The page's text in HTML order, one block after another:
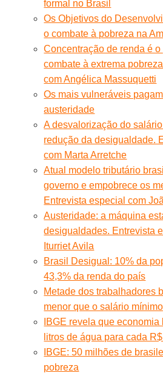
formal no Brasil
Os Objetivos do
o combate à pobreza na
Concentração de renda é
combate à extrema
com Angélica Massuquetti
Os mais vulneráveis
austeridade
A desvalorização do
redução da desigualdade.
com Marta Arretche
Atual modelo tributário
governo e empobrece os
Entrevista especial com
Austeridade: a máquina
desigualdades. Entrevista
Iturriet Avila
Brasil Desigual: 10% da
43,3% da renda do país
Metade dos trabalhadores
menor que o salário
IBGE revela que
litros de água para cada
IBGE: 50 milhões de
pobreza